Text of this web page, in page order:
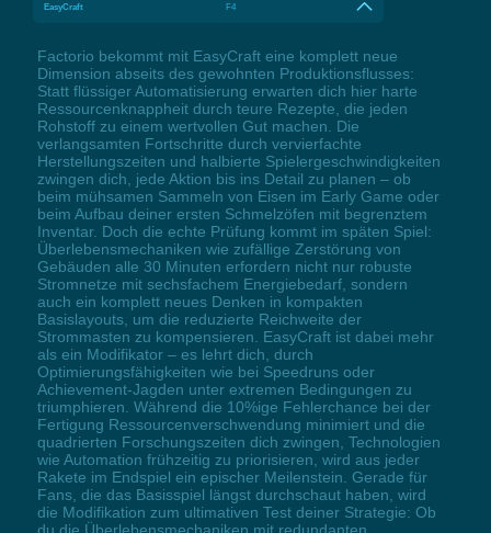
EasyCraft F4
Factorio bekommt mit EasyCraft eine komplett neue
Dimension abseits des gewohnten Produktionsflusses:
Statt flüssiger Automatisierung erwarten dich hier harte
Ressourcenknappheit durch teure Rezepte, die jeden
Rohstoff zu einem wertvollen Gut machen. Die
verlangsamten Fortschritte durch vervierfachte
Herstellungszeiten und halbierte Spielergeschwindigkeiten
zwingen dich, jede Aktion bis ins Detail zu planen – ob
beim mühsamen Sammeln von Eisen im Early Game oder
beim Aufbau deiner ersten Schmelzöfen mit begrenztem
Inventar. Doch die echte Prüfung kommt im späten Spiel:
Überlebensmechaniken wie zufällige Zerstörung von
Gebäuden alle 30 Minuten erfordern nicht nur robuste
Stromnetze mit sechsfachem Energiebedarf, sondern
auch ein komplett neues Denken in kompakten
Basislayouts, um die reduzierte Reichweite der
Strommasten zu kompensieren. EasyCraft ist dabei mehr
als ein Modifikator – es lehrt dich, durch
Optimierungsfähigkeiten wie bei Speedruns oder
Achievement-Jagden unter extremen Bedingungen zu
triumphieren. Während die 10%ige Fehlerchance bei der
Fertigung Ressourcenverschwendung minimiert und die
quadrierten Forschungszeiten dich zwingen, Technologien
wie Automation frühzeitig zu priorisieren, wird aus jeder
Rakete im Endspiel ein epischer Meilenstein. Gerade für
Fans, die das Basisspiel längst durchschaut haben, wird
die Modifikation zum ultimativen Test deiner Strategie: Ob